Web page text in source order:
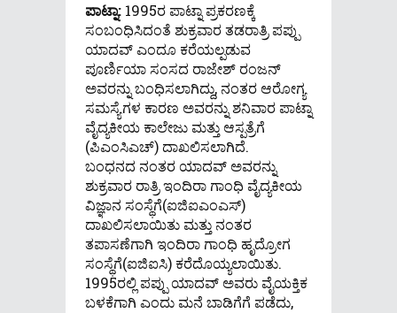
ಪಾಟ್ನಾ: 1995ರ ಪಾಟ್ನಾ ಪ್ರಕರಣಕ್ಕೆ
ಸಂಬಂಧಿಸಿದಂತೆ ಶುಕ್ರವಾರ ತಡರಾತ್ರಿ ಪಪ್ಪು
ಯಾದವ್ ಎಂದೂ ಕರೆಯಲ್ಪಡುವ
ಪೂರ್ಣಿಯಾ ಸಂಸದ ರಾಜೇಶ್ ರಂಜನ್
ಅವರನ್ನು ಬಂಧಿಸಲಾಗಿದ್ದು, ನಂತರ ಆರೋಗ್ಯ
ಸಮಸ್ಯೆಗಳ ಕಾರಣ ಅವರನ್ನು ಶನಿವಾರ ಪಾಟ್ನಾ
ವೈದ್ಯಕೀಯ ಕಾಲೇಜು ಮತ್ತು ಆಸ್ಪತ್ರೆಗೆ
(ಪಿಎಂಸಿಎಚ್) ದಾಖಲಿಸಲಾಗಿದೆ.
ಬಂಧನದ ನಂತರ ಯಾದವ್ ಅವರನ್ನು
ಶುಕ್ರವಾರ ರಾತ್ರಿ ಇಂದಿರಾ ಗಾಂಧಿ ವೈದ್ಯಕೀಯ
ವಿಜ್ಞಾನ ಸಂಸ್ಥೆಗೆ(ಐಜಿಐಎಂಎಸ್)
ದಾಖಲಿಸಲಾಯಿತು ಮತ್ತು ನಂತರ
ತಪಾಸಣೆಗಾಗಿ ಇಂದಿರಾ ಗಾಂಧಿ ಹೃದ್ರೋಗ
ಸಂಸ್ಥೆಗೆ(ಐಜಿಐಸಿ) ಕರೆದೊಯ್ಯಲಾಯಿತು.
1995ರಲ್ಲಿ ಪಪ್ಪು ಯಾದವ್ ಅವರು ವೈಯಕ್ತಿಕ
ಬಳಕೆಗಾಗಿ ಎಂದು ಮನೆ ಬಾಡಿಗೆಗೆ ಪಡೆದು,